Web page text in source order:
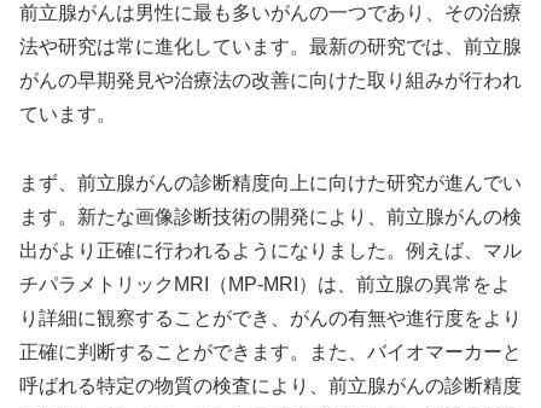
前立腺がんは男性に最も多いがんの一つであり、その治療
法や研究は常に進化しています。最新の研究では、前立腺
がんの早期発見や治療法の改善に向けた取り組みが行われ
ています。
まず、前立腺がんの診断精度向上に向けた研究が進んでい
ます。新たな画像診断技術の開発により、前立腺がんの検
出がより正確に行われるようになりました。例えば、マル
チパラメトリックMRI（MP-MRI）は、前立腺の異常をよ
り詳細に観察することができ、がんの有無や進行度をより
正確に判断することができます。また、バイオマーカーと
呼ばれる特定の物質の検査により、前立腺がんの診断精度